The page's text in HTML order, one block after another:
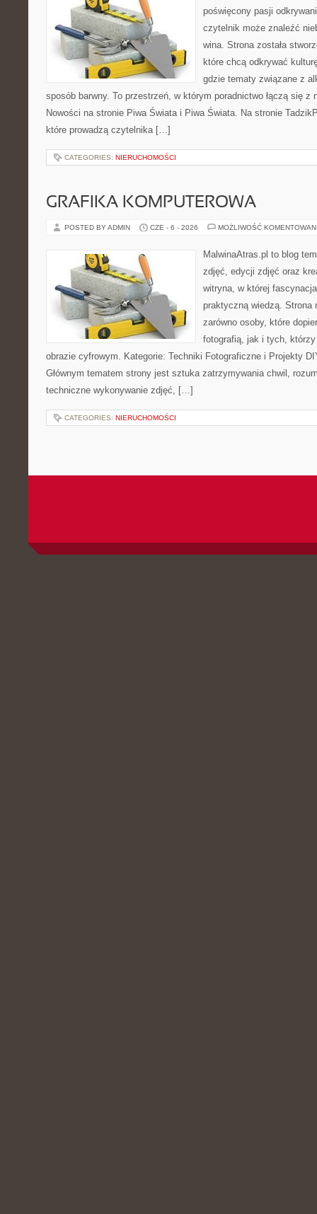
poświęcony pasji
czytelnik może znaleźć
wina. Strona została
które chcą odkrywać
gdzie tematy związane z
sposób barwny. To przestrzeń, w którym poradnictwo łączą się z
Nowości na stronie Piwa Świata i Piwa Świata. Na stronie
które prowadzą czytelnika […]
CATEGORIES: NIERUCHOMOŚCI
GRAFIKA KOMPUTEROWA
POSTED BY ADMIN CZE - 6 - 2026 MOŻLIWOŚĆ
MalwinaAtras.pl to blog
zdjęć, edycji zdjęć oraz
witryna, w której
praktyczną wiedzą. Strona
zarówno osoby, które
fotografią, jak i tych,
obrazie cyfrowym. Kategorie: Techniki Fotograficzne i Projekty
Głównym tematem strony jest sztuka zatrzymywania chwil,
techniczne wykonywanie zdjęć, […]
CATEGORIES: NIERUCHOMOŚCI